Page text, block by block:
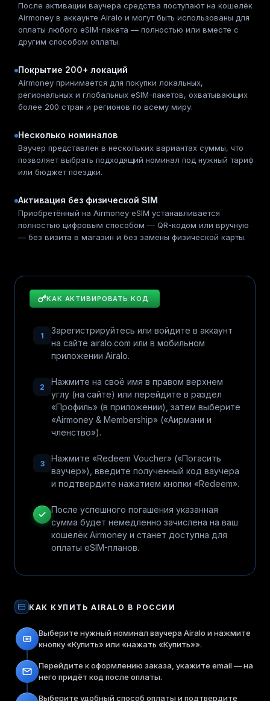
После активации ваучера средства поступают на кошелёк
Airmoney в аккаунте Airalo и могут быть использованы для
оплаты любого eSIM-пакета — полностью или вместе с
другим способом оплаты.
Покрытие 200+ локаций
Airmoney принимается для покупки локальных,
региональных и глобальных eSIM-пакетов, охватывающих
более 200 стран и регионов по всему миру.
Несколько номиналов
Ваучер представлен в нескольких вариантах суммы, что
позволяет выбрать подходящий номинал под нужный тариф
или бюджет поездки.
Активация без физической SIM
Приобретённый на Airmoney eSIM устанавливается
полностью цифровым способом — QR-кодом или вручную
— без визита в магазин и без замены физической карты.
КАК АКТИВИРОВАТЬ КОД
1
Зарегистрируйтесь или войдите в аккаунт
на сайте airalo.com или в мобильном
приложении Airalo.
2
Нажмите на своё имя в правом верхнем
углу (на сайте) или перейдите в раздел
«Профиль» (в приложении), затем выберите
«Airmoney & Membership» («Аирмани и
членство»).
3
Нажмите «Redeem Voucher» («Погасить
ваучер»), введите полученный код ваучера
и подтвердите нажатием кнопки «Redeem».
После успешного погашения указанная
сумма будет немедленно зачислена на ваш
кошелёк Airmoney и станет доступна для
оплаты eSIM-планов.
КАК КУПИТЬ AIRALO В РОССИИ
Выберите нужный номинал ваучера Airalo и нажмите
кнопку «Купить» или «нажать «Купить»».
Перейдите к оформлению заказа, укажите email — на
него придёт код после оплаты.
Выберите удобный способ оплаты и подтвердите